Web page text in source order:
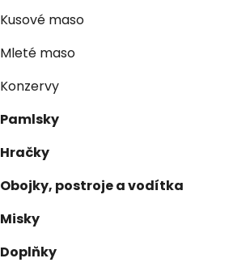
Kusové maso
Mleté maso
Konzervy
Pamlsky
Hračky
Obojky, postroje a vodítka
Misky
Doplňky